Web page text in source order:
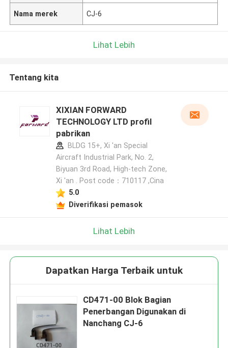
Nama merek CJ-6
Lihat Lebih
Tentang kita
XIXIAN FORWARD
TECHNOLOGY LTD profil
pabrikan
BLDG 15+, Xi 'an Special
Aircraft Industrial Park, No. 2,
Biyuan 3rd Road, High-tech Zone,
Xi 'an . Post code：710117 ,Cina
5.0
Diverifikasi pemasok
Lihat Lebih
Dapatkan Harga Terbaik untuk
CD471-00 Blok Bagian
Penerbangan Digunakan di
Nanchang CJ-6